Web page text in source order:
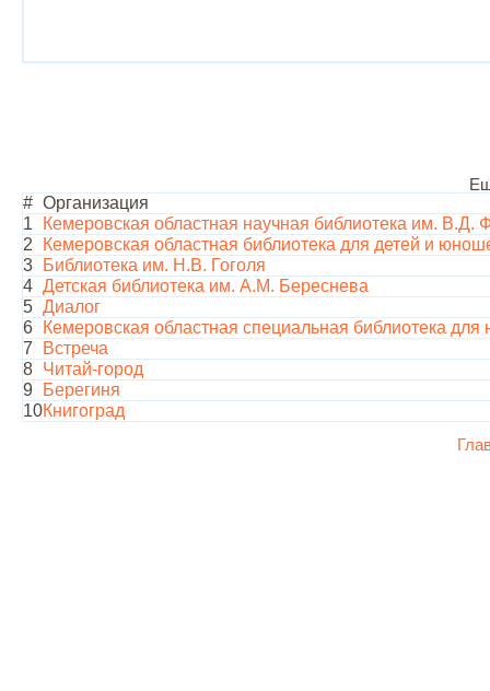
# Организация
1
Кемеровская областная научная библиотека им. В.Д.
2
Кемеровская областная библиотека для детей и
3
Библиотека им. Н.В. Гоголя
4 Детская библиотека им. А.М. Береснева
5 Диалог
6
Кемеровская областная специальная библиотека
7
Встреча
8 Читай-город
9
Берегиня
10Книгоград